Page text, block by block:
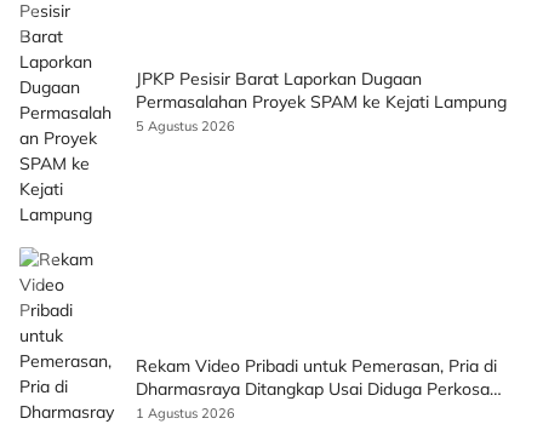
JPKP Pesisir Barat Laporkan Dugaan
Permasalahan Proyek SPAM ke Kejati Lampung
5 Agustus 2026
Rekam Video Pribadi untuk Pemerasan, Pria di
Dharmasraya Ditangkap Usai Diduga Perkosa
Korban
1 Agustus 2026